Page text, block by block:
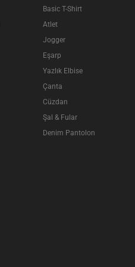
Basic T-Shirt
Atlet
Jogger
Eşarp
Yazlık Elbise
Çanta
Cüzdan
Şal & Fular
Denim Pantolon